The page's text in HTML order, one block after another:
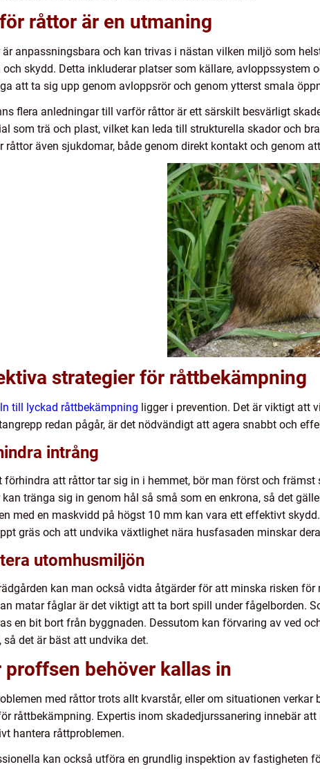
råttor är en utmaning
är anpassningsbara och kan trivas i nästan vilken miljö som
och skydd. Detta inkluderar platser som källare,
att ta sig upp genom avloppsrör och genom ytterst smala
flera anledningar till varför råttor är ett särskilt besvärligt
som trä och plast, vilket kan leda till strukturella skador och
råttor även sjukdomar, både genom direkt kontakt och genom
strategier för råttbekämpning
till lyckad råttbekämpning ligger i prevention. Det är viktigt att
redan pågår, är det nödvändigt att agera snabbt och
intrång
förhindra att råttor tar sig in i hemmet, bör man först och
kan tränga sig in genom hål så små som en enkrona, så det
med en maskvidd på högst 10 mm kan vara ett effektivt
gräs och att undvika växtlighet nära husfasaden minskar
utomhusmiljön
kan man också vidta åtgärder för att minska risken
matar fåglar är det viktigt att ta bort spill under fågelborden.
en bit bort från byggnaden. Dessutom kan förvaring av ved
så det är bäst att undvika det.
proffsen behöver kallas in
med råttor trots allt kvarstår, eller om situationen
råttbekämpning. Expertis inom skadedjurssanering innebär
hantera råttproblemen.
kan också utföra en grundlig inspektion av fastigheten